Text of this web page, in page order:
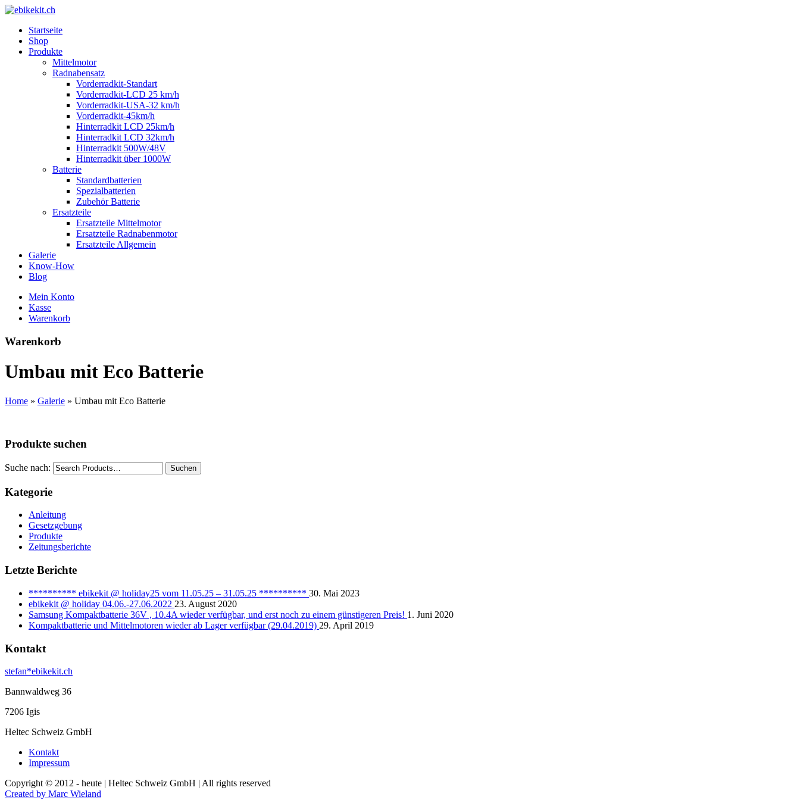
Startseite
Shop
Produkte
Mittelmotor
Radnabensatz
Vorderradkit-Standart
Vorderradkit-LCD 25 km/h
Vorderradkit-USA-32 km/h
Vorderradkit-45km/h
Hinterradkit LCD 25km/h
Hinterradkit LCD 32km/h
Hinterradkit 500W/48V
Hinterradkit über 1000W
Batterie
Standardbatterien
Spezialbatterien
Zubehör Batterie
Ersatzteile
Ersatzteile Mittelmotor
Ersatzteile Radnabenmotor
Ersatzteile Allgemein
Galerie
Know-How
Blog
Mein Konto
Kasse
Warenkorb
Warenkorb
Umbau mit Eco Batterie
Home » Galerie » Umbau mit Eco Batterie
Produkte suchen
Suche nach: Suchen
Kategorie
Anleitung
Gesetzgebung
Produkte
Zeitungsberichte
Letzte Berichte
********** ebikekit @ holiday25 vom 11.05.25 – 31.05.25 ********** 30. Mai 2023
ebikekit @ holiday 04.06.-27.06.2022 23. August 2020
Samsung Kompaktbatterie 36V , 10.4A wieder verfügbar, und erst noch zu einem günstigeren Preis! 1. Juni 2020
Kompaktbatterie und Mittelmotoren wieder ab Lager verfügbar (29.04.2019) 29. April 2019
Kontakt
stefan*ebikekit.ch
Bannwaldweg 36
7206 Igis
Heltec Schweiz GmbH
Kontakt
Impressum
Copyright © 2012 - heute | Heltec Schweiz GmbH | All rights reserved
Created by Marc Wieland